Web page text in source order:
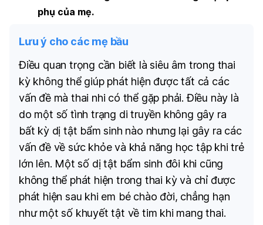
phụ của mẹ.
Lưu ý cho các mẹ bầu
Điều quan trọng cần biết là siêu âm trong thai
kỳ không thể giúp phát hiện được tất cả các
vấn đề mà thai nhi có thể gặp phải. Điều này là
do một số tình trạng di truyền không gây ra
bất kỳ dị tật bẩm sinh nào nhưng lại gây ra các
vấn đề về sức khỏe và khả năng học tập khi trẻ
lớn lên. Một số dị tật bẩm sinh đôi khi cũng
không thể phát hiện trong thai kỳ và chỉ được
phát hiện sau khi em bé chào đời, chẳng hạn
như một số khuyết tật về tim khi mang thai.